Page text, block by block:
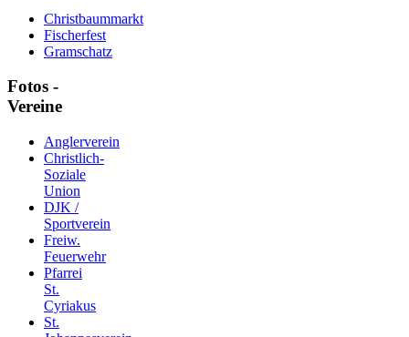
Christbaummarkt
Fischerfest
Gramschatz
Fotos -
Vereine
Anglerverein
Christlich-
Soziale
Union
DJK /
Sportverein
Freiw.
Feuerwehr
Pfarrei
St.
Cyriakus
St.